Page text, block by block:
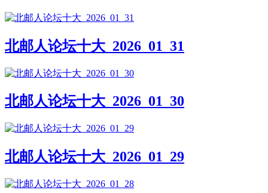
北邮人论坛十大_2026_01_31
北邮人论坛十大_2026_01_30
北邮人论坛十大_2026_01_29